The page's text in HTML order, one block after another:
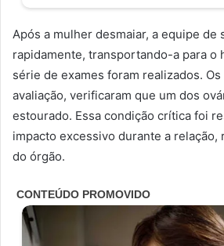
Após a mulher desmaiar, a equipe de
rapidamente, transportando-a para o
série de exames foram realizados.
avaliação, verificaram que um dos
estourado. Essa condição crítica foi
impacto excessivo durante a relação,
do órgão.